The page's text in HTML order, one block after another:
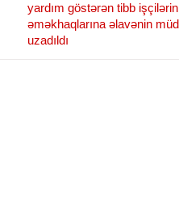
yardım göstərən tibb
əməkhaqlarına əlavənin
uzadıldı